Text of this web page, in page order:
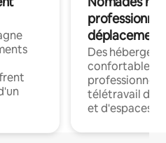
déplacement
Des
confortables
professionnels
télétravail
et d'espaces